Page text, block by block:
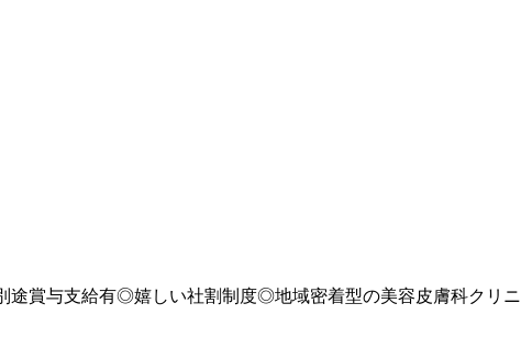
途賞与支給有◎嬉しい社割制度◎地域密着型の美容皮膚科クリ